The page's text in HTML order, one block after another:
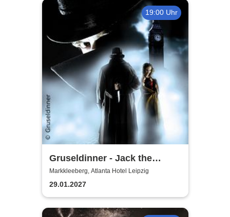
19:00 Uhr
Gruseldinner - Jack the
Ripper
Markkleeberg, Atlanta Hotel Leipzig
29.01.2027